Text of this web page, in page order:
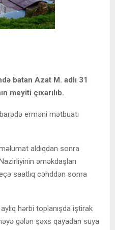
batan Azat M. adlı 31
meyiti çıxarılıb.
erməni mətbuatı
aldıqdan sonra
əməkdaşları
saatlıq cəhddən sonra
hərbi toplanışda iştirak
gələn şəxs qayadan suya